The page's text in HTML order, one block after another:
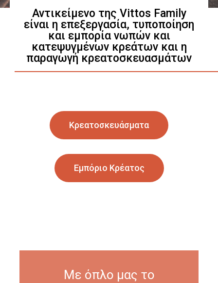
Αντικείμενο της Vittos Family
είναι η επεξεργασία, τυποποίηση
και εμπορία νωπών και
κατεψυγμένων κρεάτων και η
παραγωγή κρεατοσκευασμάτων
Κρεατοσκευάσματα
Εμπόριο Κρέατος
Με όπλο μας το